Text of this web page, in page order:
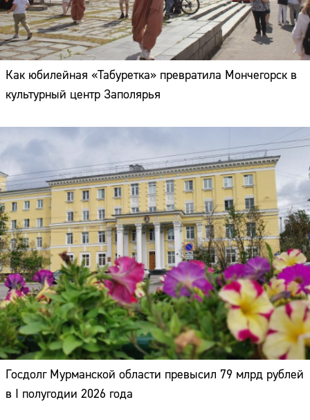
Как юбилейная «Табуретка» превратила Мончегорск в
культурный центр Заполярья
Госдолг Мурманской области превысил 79 млрд рублей
в I полугодии 2026 года